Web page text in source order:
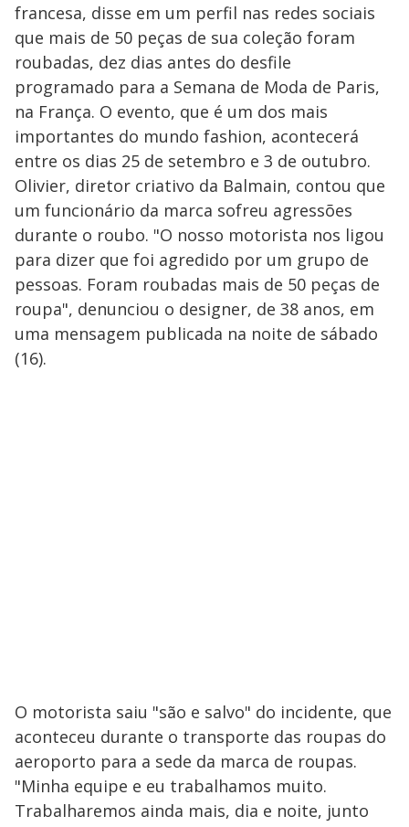
francesa, disse em um perfil nas redes sociais
que mais de 50 peças de sua coleção foram
roubadas, dez dias antes do desfile
programado para a Semana de Moda de Paris,
na França. O evento, que é um dos mais
importantes do mundo fashion, acontecerá
entre os dias 25 de setembro e 3 de outubro.
Olivier, diretor criativo da Balmain, contou que
um funcionário da marca sofreu agressões
durante o roubo. "O nosso motorista nos ligou
para dizer que foi agredido por um grupo de
pessoas. Foram roubadas mais de 50 peças de
roupa", denunciou o designer, de 38 anos, em
uma mensagem publicada na noite de sábado
(16).
O motorista saiu "são e salvo" do incidente, que
aconteceu durante o transporte das roupas do
aeroporto para a sede da marca de roupas.
"Minha equipe e eu trabalhamos muito.
Trabalharemos ainda mais, dia e noite, junto